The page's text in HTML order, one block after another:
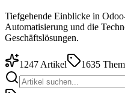
Tiefgehende Einblicke in
Automatisierung und die
Geschäftslösungen.
1247 Artikel 1635